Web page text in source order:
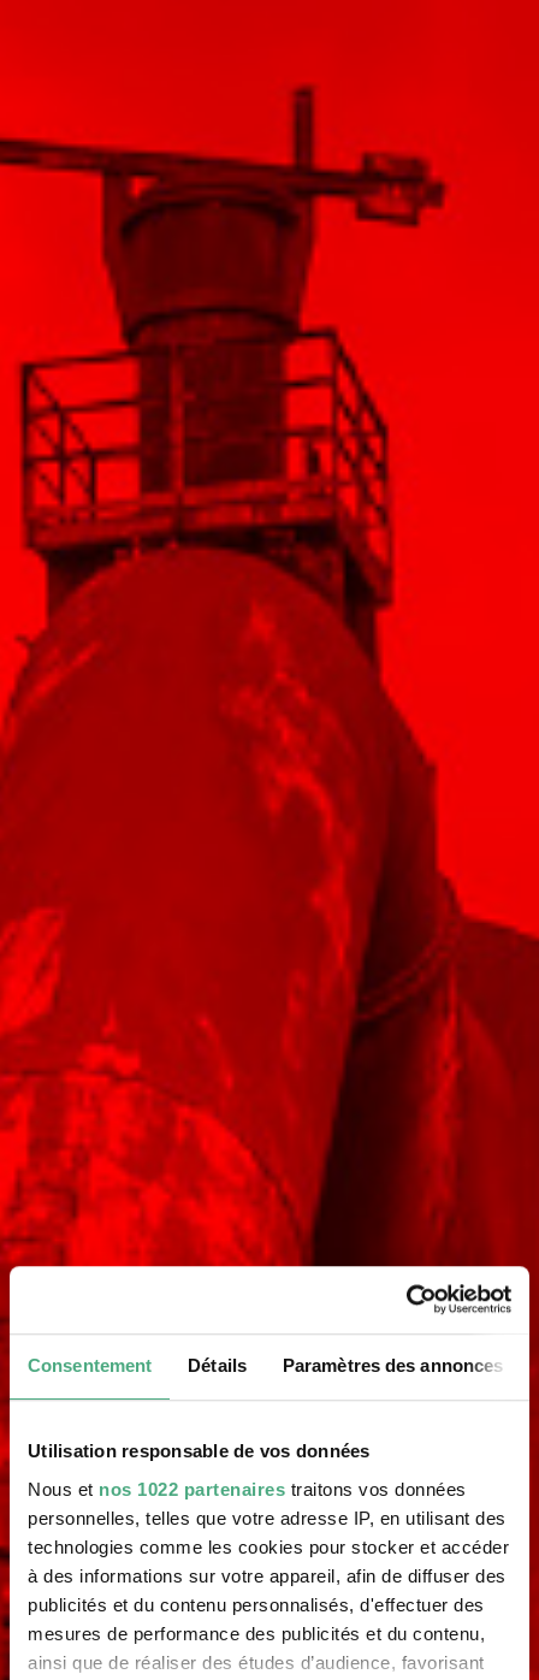
Consentement Détails Paramètres des annonces
Utilisation responsable de vos données
Nous et nos 1022 partenaires traitons vos données
personnelles, telles que votre adresse IP, en utilisant des
technologies comme les cookies pour stocker et accéder
à des informations sur votre appareil, afin de diffuser des
publicités et du contenu personnalisés, d'effectuer des
mesures de performance des publicités et du contenu,
ainsi que de réaliser des études d’audience, favorisant